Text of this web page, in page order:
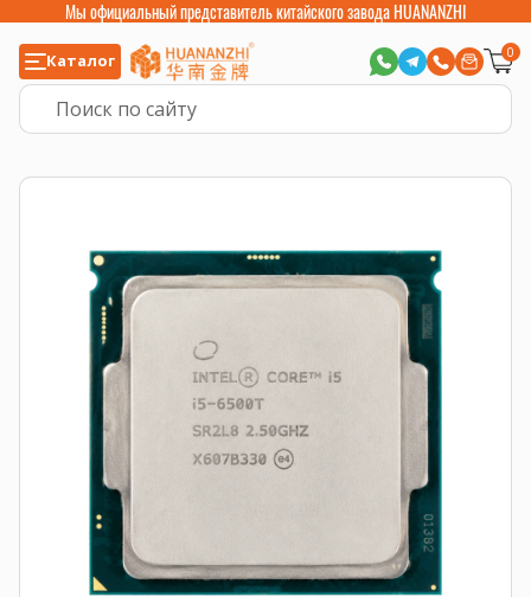
Мы официальный представитель китайского завода HUANANZHI
Каталог 0